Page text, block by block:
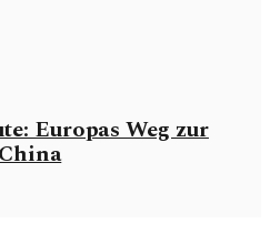
Europas Weg zur